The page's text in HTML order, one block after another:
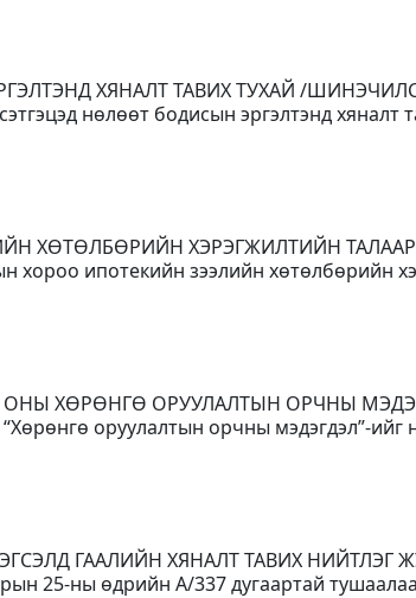
ХЯНАЛТ ТАВИХ ТУХАЙ /
нөлөөт бодисын эргэлтэнд хяналт
ХӨТӨЛБӨРИЙН ХЭРЭГЖИЛТИЙН
хороо ипотекийн зээлийн хөтөлбөрийн
ХӨРӨНГӨ ОРУУЛАЛТЫН ОРЧНЫ
оруулалтын орчны мэдэгдэл”-ийг
ГААЛИЙН ХЯНАЛТ ТАВИХ
25-ны өдрийн А/337 дугаартай